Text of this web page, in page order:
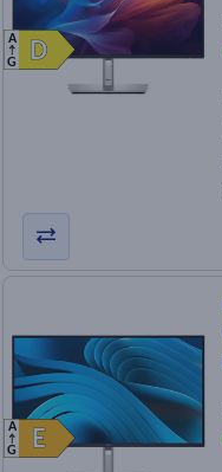
D
D
A
G
E
E
A
G